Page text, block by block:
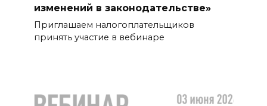
изменений в законодательстве»
Приглашаем налогоплательщиков
принять участие в вебинаре